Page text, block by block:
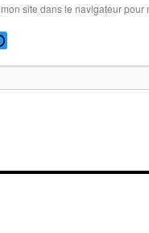
site dans le navigateur